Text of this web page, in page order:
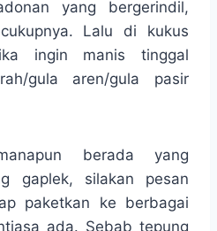
yang bergerindil,
Lalu di kukus
ingin manis tinggal
gula aren/gula pasir
berada yang
gaplek, silakan pesan
paketkan ke berbagai
ada. Sebab tepung